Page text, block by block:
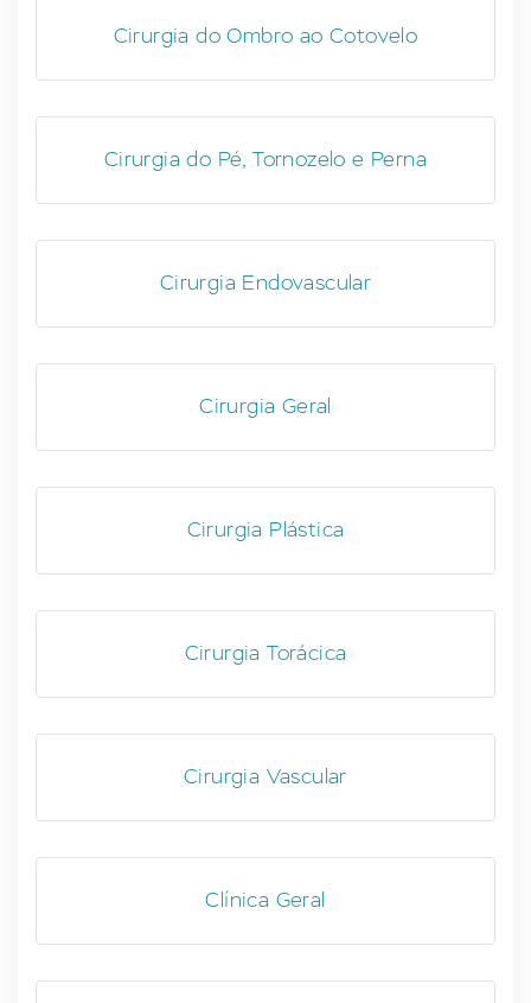
Cirurgia do Ombro ao Cotovelo
Cirurgia do Pé, Tornozelo e Perna
Cirurgia Endovascular
Cirurgia Geral
Cirurgia Plástica
Cirurgia Torácica
Cirurgia Vascular
Clínica Geral